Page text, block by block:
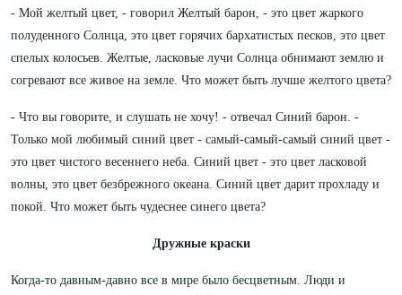
- Мой желтый цвет, - говорил Желтый барон, - это цвет жаркого
полуденного Солнца, это цвет горячих бархатистых песков, это цвет
спелых колосьев. Желтые, ласковые лучи Солнца обнимают землю и
согревают все живое на земле. Что может быть лучше желтого цвета?
- Что вы говорите, и слушать не хочу! - отвечал Синий барон. -
Только мой любимый синий цвет - самый-самый-самый синий цвет -
это цвет чистого весеннего неба. Синий цвет - это цвет ласковой
волны, это цвет безбрежного океана. Синий цвет дарит прохладу и
покой. Что может быть чудеснее синего цвета?
Дружные краски
Когда-то давным-давно все в мире было бесцветным. Люди и